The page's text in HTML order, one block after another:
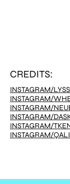
CREDITS:
INSTAGRAM/LYSS
INSTAGRAM/
INSTAGRAM/
INSTAGRAM/
INSTAGRAM/
INSTAGRAM/